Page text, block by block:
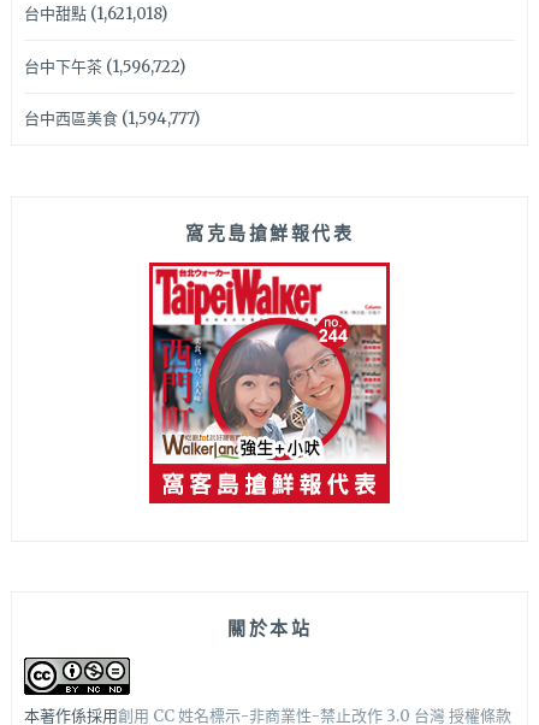
台中甜點(1,621,018)
台中下午茶(1,596,722)
台中西區美食(1,594,777)
窩克島搶鮮報代表
關於本站
本著作係採用創用 CC 姓名標示-非商業性-禁止改作 3.0 台灣 授權條款